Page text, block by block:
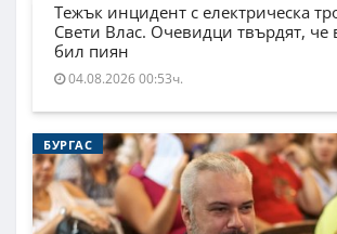
Тежък инцидент с електрическа
Свети Влас. Очевидци твърдят, че
бил пиян
04.08.2026 00:53ч.
БУРГАС